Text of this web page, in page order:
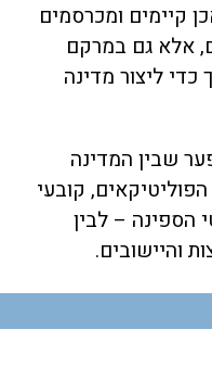
קיימים ומכרסמים
אלא גם במרקם
כדי ליצור מדינה
שבין המדינה
קובעי
הספינה – לבין
והיישובים.